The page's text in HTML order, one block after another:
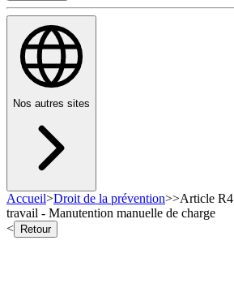
Nos autres sites
Accueil>Droit de la prévention>>Article
travail - Manutention manuelle de charge
<
Retour